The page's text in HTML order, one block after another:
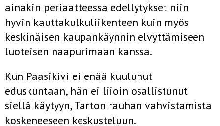
ainakin periaatteessa edellytykset niin
hyvin kauttakulkuliikenteen kuin myös
keskinäisen kaupankäynnin elvyttämiseen
luoteisen naapurimaan kanssa.
Kun Paasikivi ei enää kuulunut
eduskuntaan, hän ei liioin osallistunut
siellä käytyyn, Tarton rauhan vahvistamista
koskeneeseen keskusteluun.